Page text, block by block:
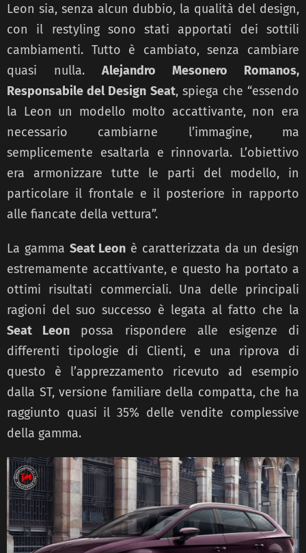
Leon sia, senza alcun dubbio, la qualità del design,
con il restyling sono stati apportati dei sottili
cambiamenti. Tutto è cambiato, senza cambiare
quasi nulla. Alejandro Mesonero Romanos,
Responsabile del Design Seat, spiega che “essendo
la Leon un modello molto accattivante, non era
necessario cambiarne l’immagine, ma
semplicemente esaltarla e rinnovarla. L’obiettivo
era armonizzare tutte le parti del modello, in
particolare il frontale e il posteriore in rapporto
alle fiancate della vettura”.
La gamma Seat Leon è caratterizzata da un design
estremamente accattivante, e questo ha portato a
ottimi risultati commerciali. Una delle principali
ragioni del suo successo è legata al fatto che la
Seat Leon possa rispondere alle esigenze di
differenti tipologie di Clienti, e una riprova di
questo è l’apprezzamento ricevuto ad esempio
dalla ST, versione familiare della compatta, che ha
raggiunto quasi il 35% delle vendite complessive
della gamma.